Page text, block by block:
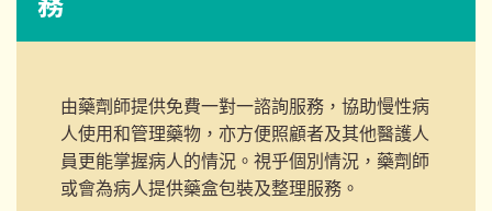
由藥劑師提供免費一對一諮詢服務 ，協助慢性病
人使用和管理藥物，亦方便照顧者及其他醫護人
員更能掌握病人的情況。 視乎個別情況，藥劑師
或會為病人提供藥盒包裝及整理服務。